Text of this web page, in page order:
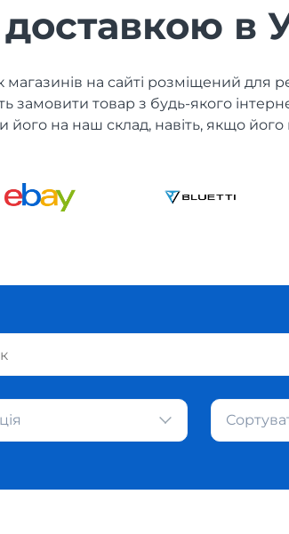
в
магазинів на сайті розміщений для
замовити товар з будь-якого
його на наш склад, навіть, якщо